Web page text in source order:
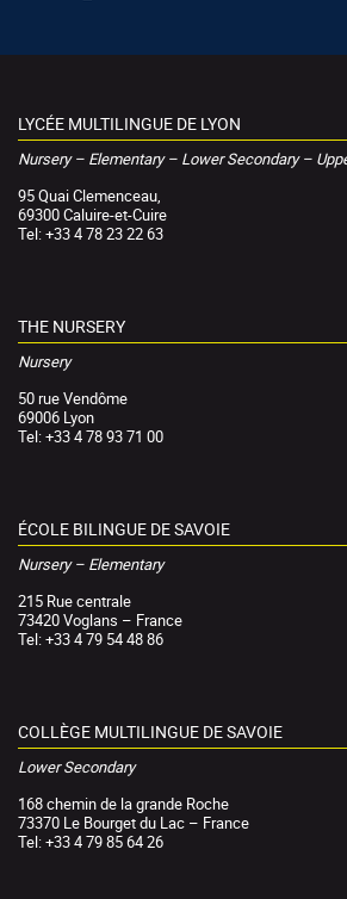
LYCÉE MULTILINGUE DE LYON
Nursery – Elementary – Lower Secondary –
95 Quai Clemenceau,
69300 Caluire-et-Cuire
Tel: +33 4 78 23 22 63
THE NURSERY
Nursery
50 rue Vendôme
69006 Lyon
Tel: +33 4 78 93 71 00
ÉCOLE BILINGUE DE SAVOIE
Nursery – Elementary
215 Rue centrale
73420 Voglans – France
Tel: +33 4 79 54 48 86
COLLÈGE MULTILINGUE DE SAVOIE
Lower Secondary
168 chemin de la grande Roche
73370 Le Bourget du Lac – France
Tel: +33 4 79 85 64 26